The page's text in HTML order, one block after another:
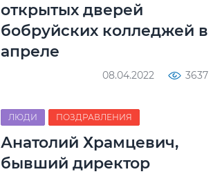
открытых дверей
бобруйских колледжей в
апреле
08.04.2022 3637
ЛЮДИ ПОЗДРАВЛЕНИЯ
Анатолий Храмцевич,
бывший директор